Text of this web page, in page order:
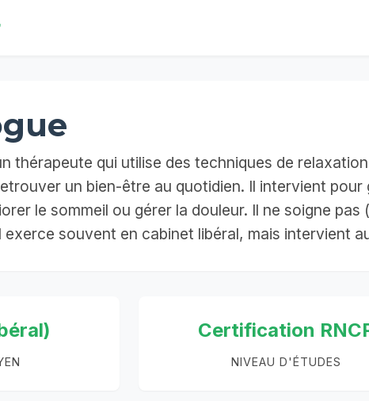
thérapeute qui utilise des techniques de
un bien-être au quotidien. Il intervient
le sommeil ou gérer la douleur. Il ne soigne
souvent en cabinet libéral, mais intervient
Certification
NIVEAU D'ÉTUDES